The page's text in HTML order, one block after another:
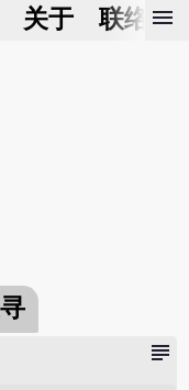
关于 联络我
menu
subject